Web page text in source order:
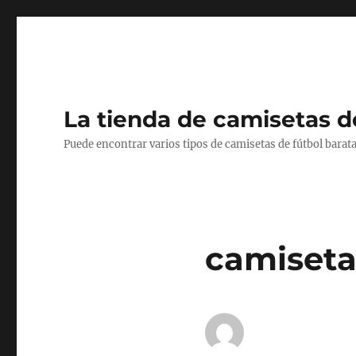
La tienda de camisetas
Puede encontrar varios tipos de camisetas de fútbol